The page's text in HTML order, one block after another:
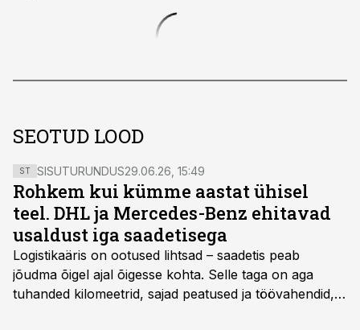
SEOTUD LOOD
ST SISUTURUNDUS29.06.26, 15:49
Rohkem kui kümme aastat ühisel
teel. DHL ja Mercedes-Benz ehitavad
usaldust iga saadetisega
Logistikaäris on ootused lihtsad – saadetis peab
jõudma õigel ajal õigesse kohta. Selle taga on aga
tuhanded kilomeetrid, sajad peatused ja töövahendid,